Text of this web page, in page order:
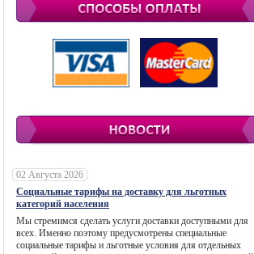
02 Августа 2026
Социальные тарифы на доставку для льготных
категорий населения
Мы стремимся сделать услуги доставки доступными для
всех. Именно поэтому предусмотрены специальные
социальные тарифы и льготные условия для отдельных